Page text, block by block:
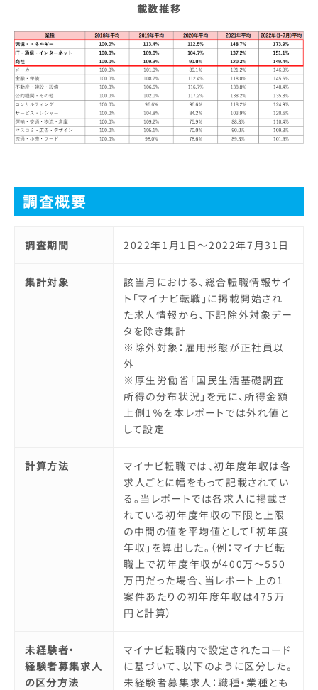
載数推移
調査概要
調査期間 2022年1月1日～2022年7月31日
集計対象
該当月における、総合転職情報サイ
ト「マイナビ転職」に掲載開始され
た求人情報から、下記除外対象デー
タを除き集計
※除外対象：雇用形態が正社員以
外
※厚生労働省「国民生活基礎調査
所得の分布状況」を元に、所得金額
上側1％を本レポートでは外れ値と
して設定
計算方法
マイナビ転職では、初年度年収は各
求人ごとに幅をもって記載されてい
る。当レポートでは各求人に掲載さ
れている初年度年収の下限と上限
の中間の値を平均値として「初年度
年収」を算出した。（例：マイナビ転
職上で初年度年収が400万～550
万円だった場合、当レポート上の1
案件あたりの初年度年収は475万
円と計算）
未経験者・
経験者募集求人
の区分方法
マイナビ転職内で設定されたコード
に基づいて、以下のように区分した。
未経験者募集求人：職種・業種とも